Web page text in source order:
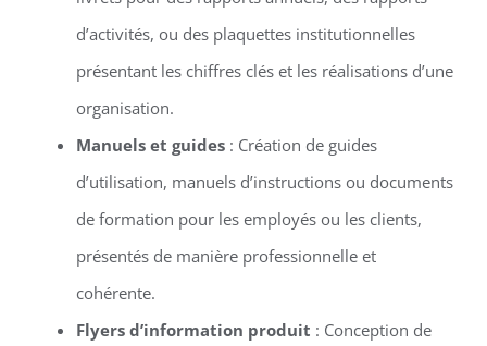
d’activités, ou des plaquettes institutionnelles
présentant les chiffres clés et les réalisations d’une
organisation.
Manuels et guides: Création de guides
d’utilisation, manuels d’instructions ou documents
de formation pour les employés ou les clients,
présentés de manière professionnelle et
cohérente.
Flyers d’information produit : Conception de